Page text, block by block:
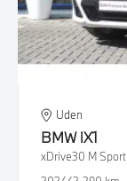
Uden
BMW iX1
xDrive30 M Sport